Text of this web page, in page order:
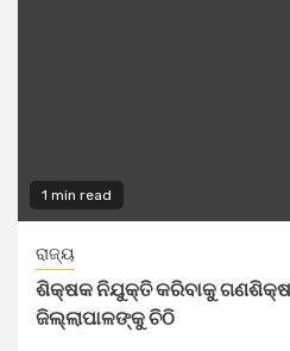
1 min read
ରାଜ୍ୟ
ଶିକ୍ଷକ ନିଯୁକ୍ତି କରିବାକୁ
ଜିଲ୍ଲାପାଳଙ୍କୁ ଚିଠି